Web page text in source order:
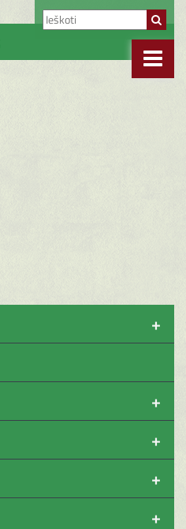
+
+
+
+
+